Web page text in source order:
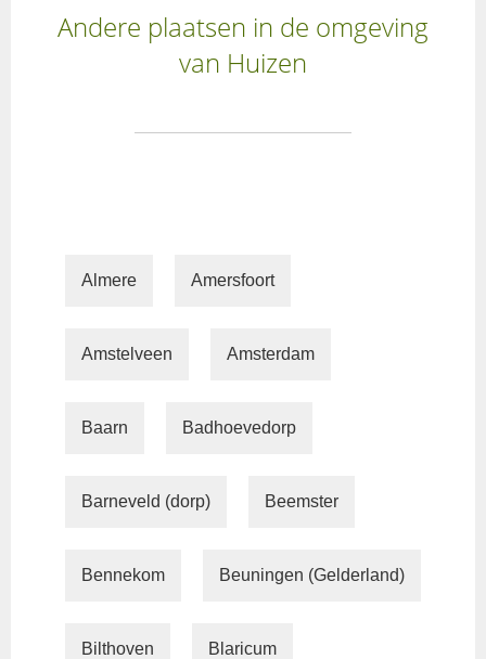
Andere plaatsen in de omgeving
van Huizen
Almere Amersfoort
Amstelveen Amsterdam
Baarn Badhoevedorp
Barneveld (dorp) Beemster
Bennekom Beuningen (Gelderland)
Bilthoven Blaricum